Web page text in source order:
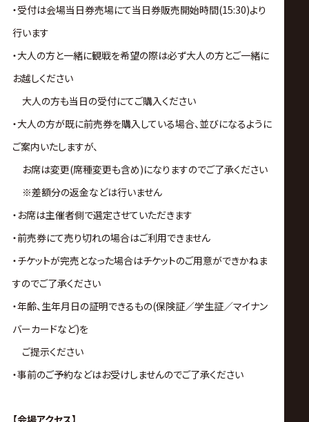
・受付は会場当日券売場にて当日券販売開始時間(15:30)より
行います
・大人の方と一緒に観戦を希望の際は必ず大人の方とご一緒に
お越しください
大人の方も当日の受付にてご購入ください
・大人の方が既に前売券を購入している場合、並びになるように
ご案内いたしますが、
お席は変更(席種変更も含め)になりますのでご了承ください
※差額分の返金などは行いません
・お席は主催者側で選定させていただきます
・前売券にて売り切れの場合はご利用できません
・チケットが完売となった場合はチケットのご用意ができかねま
すのでご了承ください
・年齢、生年月日の証明できるもの(保険証／学生証／マイナン
バーカードなど)を
ご提示ください
・事前のご予約などはお受けしませんのでご了承ください